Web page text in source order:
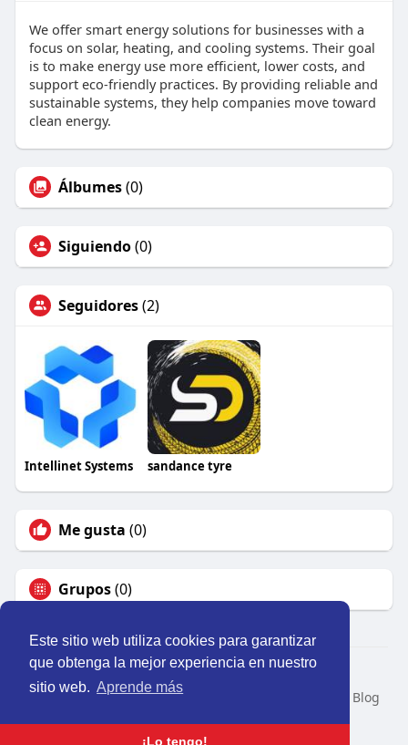
Este sitio web utiliza cookies para garantizar
que obtenga la mejor experiencia en nuestro
sitio web. Aprende más
¡Lo tengo!
We offer smart energy solutions for businesses with a
focus on solar, heating, and cooling systems. Their goal
is to make energy use more efficient, lower costs, and
support eco-friendly practices. By providing reliable and
sustainable systems, they help companies move toward
clean energy.
Álbumes(0)
Siguiendo(0)
Seguidores(2)
Intellinet Systems sandance tyre
Me gusta (0)
Grupos(0)
© 2026 Perú Activo
Inicio
Nosotros Contacto
Blog
Idioma